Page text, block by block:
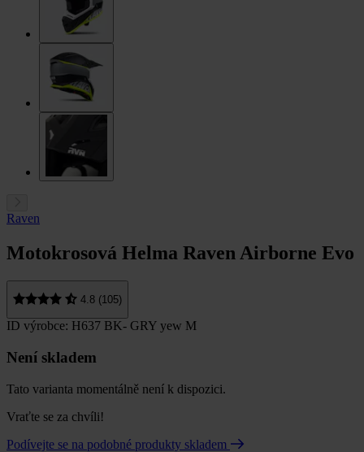
Raven
Motokrosová Helma Raven Airborne Evo
4.8 (105)
ID výrobce: H637 BK- GRY yew M
Není skladem
Tato varianta momentálně není k dispozici.
Vraťte se za chvíli!
Podívejte se na podobné produkty skladem